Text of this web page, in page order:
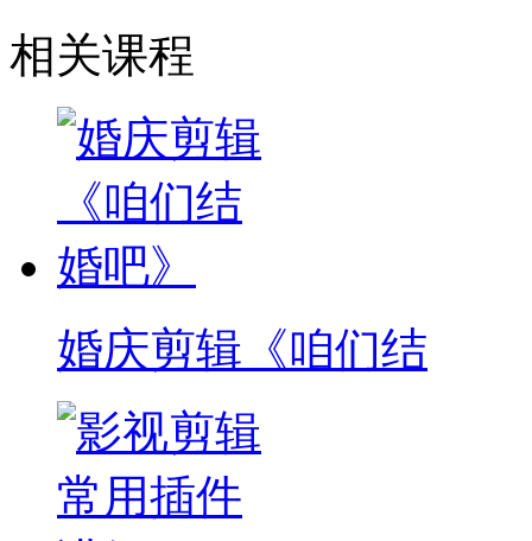
相关课程
婚庆剪辑《咱们结